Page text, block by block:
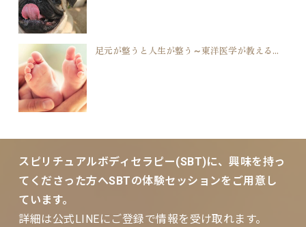
足元が整うと人生が整う～東洋医学が教える...
スピリチュアルボディセラピー(SBT)に、興味を持っ
てくださった方へSBTの体験セッションをご用意し
ています。
詳細は公式LINEにご登録で情報を受け取れます。